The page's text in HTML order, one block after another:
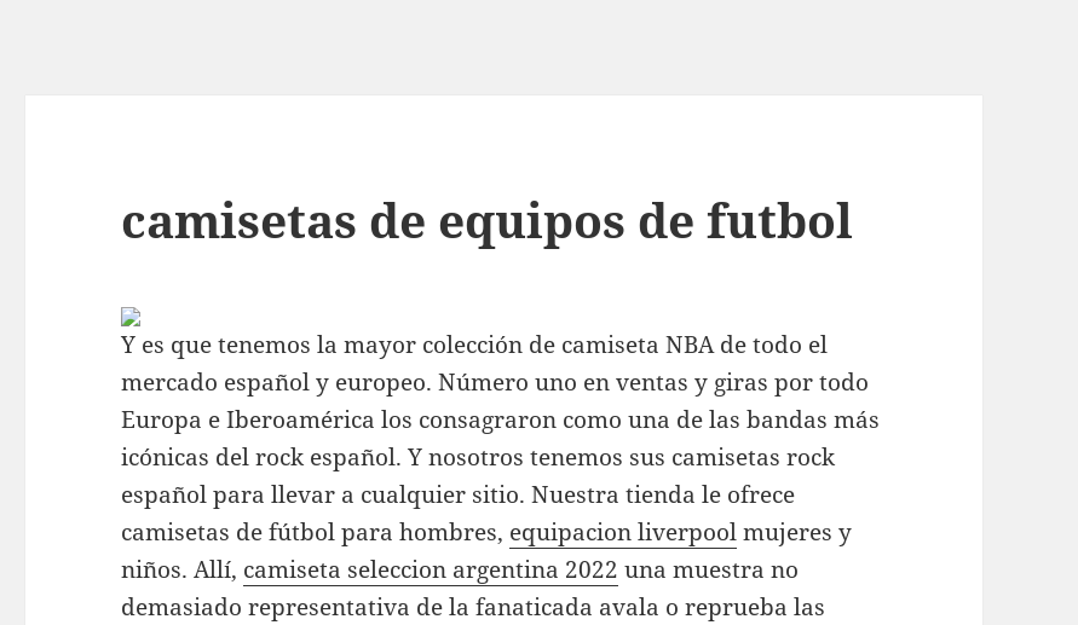
camisetas de equipos de futbol
Y es que tenemos la mayor colección de camiseta NBA de todo el
mercado español y europeo. Número uno en ventas y giras por todo
Europa e Iberoamérica los consagraron como una de las bandas más
icónicas del rock español. Y nosotros tenemos sus camisetas rock
español para llevar a cualquier sitio. Nuestra tienda le ofrece
camisetas de fútbol para hombres, equipacion liverpoolmujeres y
niños. Allí, camiseta seleccion argentina 2022 una muestra no
demasiado representativa de la fanaticada avala o reprueba las